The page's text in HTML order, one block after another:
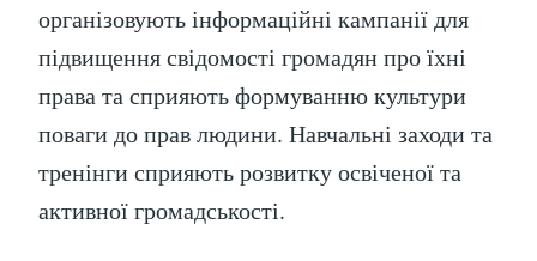
організовують інформаційні кампанії для
підвищення свідомості громадян про їхні
права та сприяють формуванню культури
поваги до прав людини. Навчальні заходи та
тренінги сприяють розвитку освіченої та
активної громадськості.